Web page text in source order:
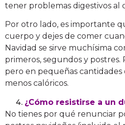
tener problemas digestivos al
Por otro lado, es importante
cuerpo y dejes de comer
Navidad se sirve muchísima
primeros, segundos y
pero en pequeñas cantidades
menos calóricos.
¿Cómo resistirse a un
No tienes por qué renunciar